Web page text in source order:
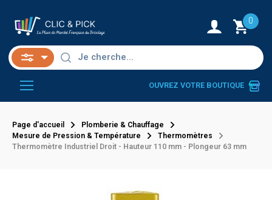
0
OUVREZ VOTRE BOUTIQUE
Page d'accueil
Plomberie & Chauffage
Mesure de Pression & Température
Thermomètres
Thermomètre Industriel Droit - Hauteur 110 mm - Plongeur 63 mm